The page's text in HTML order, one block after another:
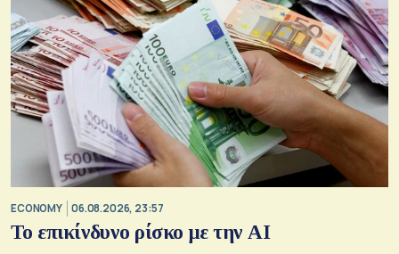
ECONOMY 06.08.2026, 23:57
Το επικίνδυνο ρίσκο με την ΑΙ